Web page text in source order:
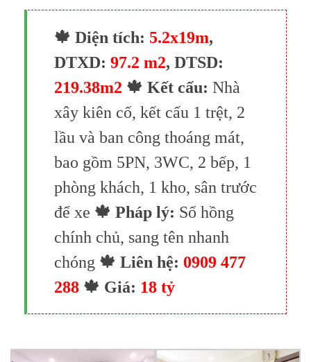
🍁 Diện tích: 5.2x19m,
DTXD: 97.2 m2, DTSD:
219.38m2 🍁 Kết cấu: Nhà
xây kiên cố, kết cấu 1 trệt, 2
lầu và ban công thoáng mát,
bao gồm 5PN, 3WC, 2 bếp, 1
phòng khách, 1 kho, sân trước
để xe 🍁 Pháp lý: Sổ hồng
chính chủ, sang tên nhanh
chóng 🍁 Liên hệ: 0909 477
288 🍁 Giá: 18 tỷ